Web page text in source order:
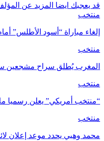
قد يعجبك ايضا المزيد عن
منتخب
إلغاء مباراة “أسود الأطلس”
منتخب
المغرب يُطلق سراح مشجعين
منتخب
“منتخب أمريكي” يعلن رسميا
منتخب
محمد وهبي يحدد موعد إعلان